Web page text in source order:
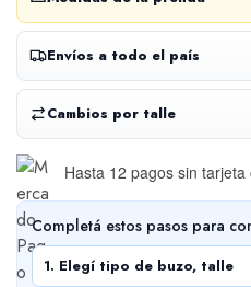
Envíos a todo el país
Cambios por talle
Hasta 12 pagos sin tarjeta
Completá estos pasos para
1. Elegí tipo de buzo, talle